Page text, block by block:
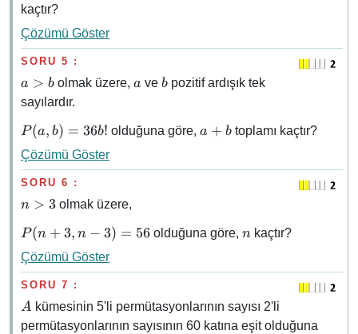
2, 3)
4P(n,
2) +
18P(n,
1)
kaçtır?
Çözümü Göster
SORU 5 :
a
\gt
a > bolmak üzere, a
a ve b
bpozitif ardışık tek
sayılardır.
P(a,
b)
=
36b!
P(a, b) = 36b! olduğuna göre,a
a + btoplamı kaçtır?
Çözümü Göster
SORU 6 :
n
3
n > 3olmak üzere,
P(n
+
3, n
- 3)
=
56
P(n + 3, n − 3) = 56olduğuna göre, n
nkaçtır?
Çözümü Göster
SORU 7 :
A
A kümesinin 5'li permütasyonlarının sayısı 2'li
permütasyonlarının sayısının 60 katına eşit olduğuna